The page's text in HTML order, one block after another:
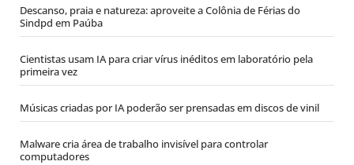
Descanso, praia e natureza: aproveite a Colônia de Férias do
Sindpd em Paúba
Cientistas usam IA para criar vírus inéditos em laboratório pela
primeira vez
Músicas criadas por IA poderão ser prensadas em discos de vinil
Malware cria área de trabalho invisível para controlar
computadores